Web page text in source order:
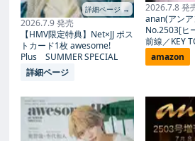
詳細ページ →
2026.7.9 発売
【HMV限定特典】Net×JJ ポス
トカード1枚 awesome!
Plus SUMMER SPECIAL
詳細ページ
2026.7.8 発
anan(アン
No.2503[ヒ
前線／KEY
amazon